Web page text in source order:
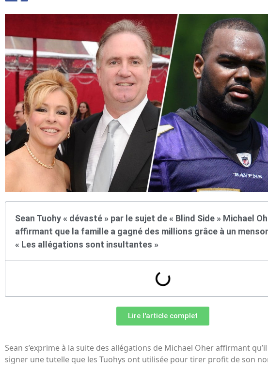
Sean Tuohy « dévasté » par le sujet de « Blind Side » Michael
affirmant que la famille a gagné des millions grâce à un
« Les allégations sont insultantes »
Lire l'article complet
Sean s’exprime à la suite des allégations de Michael Oher affirmant
signer une tutelle que les Tuohys ont utilisée pour tirer profit de son